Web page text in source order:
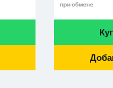
при обмене